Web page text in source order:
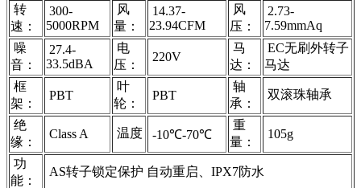
转
速：
300-
5000RPM
风
量：
14.37-
23.94CFM
风
压：
2.73-
7.59mmAq
噪
音：
27.4-
33.5dBA
电
压：
220V
马
达：
EC无刷外转子
马达
框
架：
PBT
叶
轮：
PBT
轴
承：
双滚珠轴承
绝
缘：
Class A 温度 -10℃-70℃
重
量：
105g
功
能：
AS转子锁定保护 自动重启、IPX7防水